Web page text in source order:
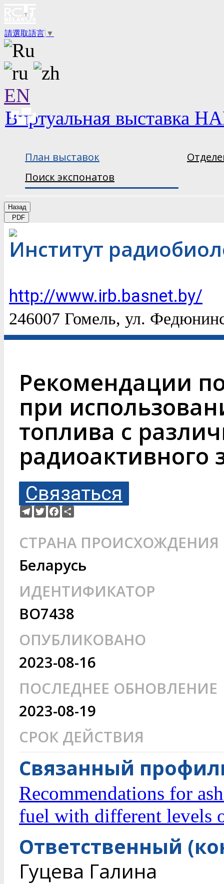
請選取語言 ▼
EN
Виртуальная выставка
План выставок
Поиск экспонатов
Назад
PDF
Институт
http://www.irb.basnet.by/
246007 Гомель, ул.
Рекомендации
при
топлива с
радиоактивного
Связаться
Telegram
TwitterFacebook
СТРАНА ПРОИСХОЖДЕНИЯ
Беларусь
ИДЕНТИФИКАТОР
BO7438
ОПУБЛИКОВАНО
2023-08-16
ПОСЛЕДНЕЕ ОБНОВЛЕНИЕ
2023-08-19
СРОК ДЕЙСТВИЯ
Связанный
Recommendations for
fuel with different levels
Ответственный
Гуцева Галина